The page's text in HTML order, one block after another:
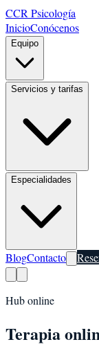
CCR Psicología
InicioConócenos
Equipo
Servicios y tarifas
Especialidades
BlogContacto
Hub online
Terapia